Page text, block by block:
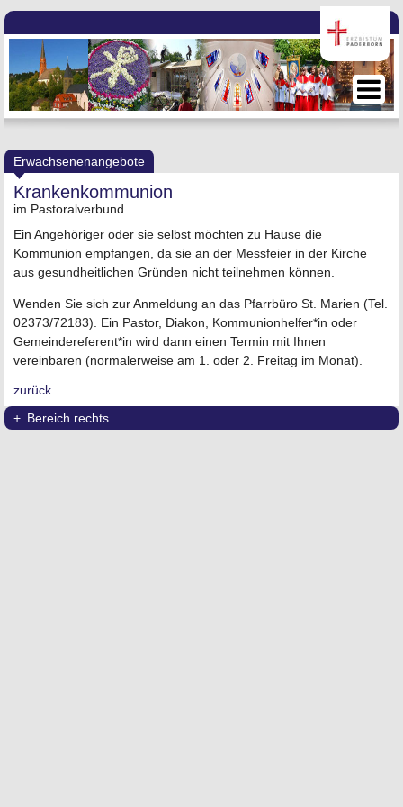
Erwachsenenangebote
Krankenkommunion
im Pastoralverbund
Ein Angehöriger oder sie selbst möchten zu Hause die
Kommunion empfangen, da sie an der Messfeier in der Kirche
aus gesundheitlichen Gründen nicht teilnehmen können.
Wenden Sie sich zur Anmeldung an das Pfarrbüro St. Marien (Tel.
02373/72183). Ein Pastor, Diakon, Kommunionhelfer*in oder
Gemeindereferent*in wird dann einen Termin mit Ihnen
vereinbaren (normalerweise am 1. oder 2. Freitag im Monat).
zurück
Bereich rechts